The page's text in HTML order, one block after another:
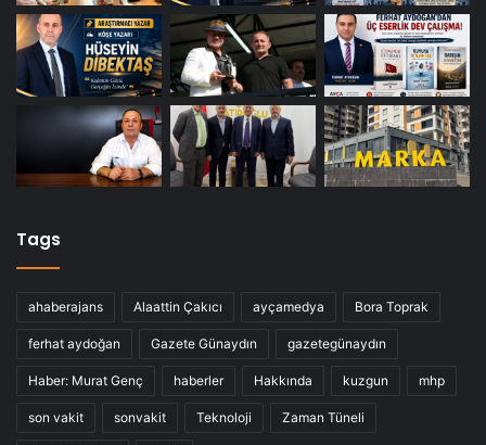
Tags
ahaberajans Alaattin Çakıcı ayçamedya Bora Toprak
ferhat aydoğan Gazete Günaydın gazetegünaydın
Haber: Murat Genç haberler Hakkında kuzgun mhp
son vakit sonvakit Teknoloji Zaman Tüneli